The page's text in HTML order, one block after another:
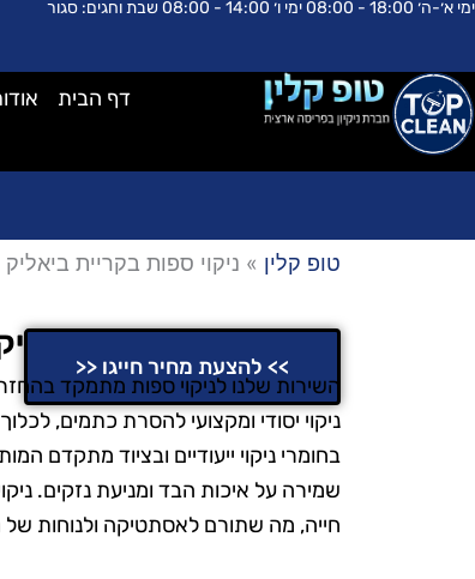
לתוכן
דילוג
ימי א׳-ה׳ 18:00 - 08:00 ימי ו׳ 14:00 - 08:00 שבת וחגים: סגור
דף הבית
טופ קלין » ניקוי ספות בקריית ביאליק
ניקוי ספות בקריית
>> להצעת מחיר חייגו <<
השירות שלנו לניקוי ספות מתמקד
ניקוי יסודי ומקצועי להסרת כתמים,
בחומרי ניקוי ייעודיים ובציוד
שמירה על איכות הבד ומניעת נזקים.
חייה, מה שתורם לאסתטיקה ולנוחות של